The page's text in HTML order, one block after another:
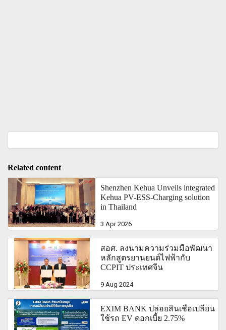
Related content
Shenzhen Kehua Unveils integrated
Kehua PV-ESS-Charging solution
in Thailand
3 Apr 2026
สอศ. ลงนามความร่วมมือพัฒนา
หลักสูตรยานยนต์ไฟฟ้ากับ
CCPIT ประเทศจีน
9 Aug 2024
EXIM BANK ปล่อยสินเชื่อเปลี่ยน
ใช้รถ EV ดอกเบี้ย 2.75%